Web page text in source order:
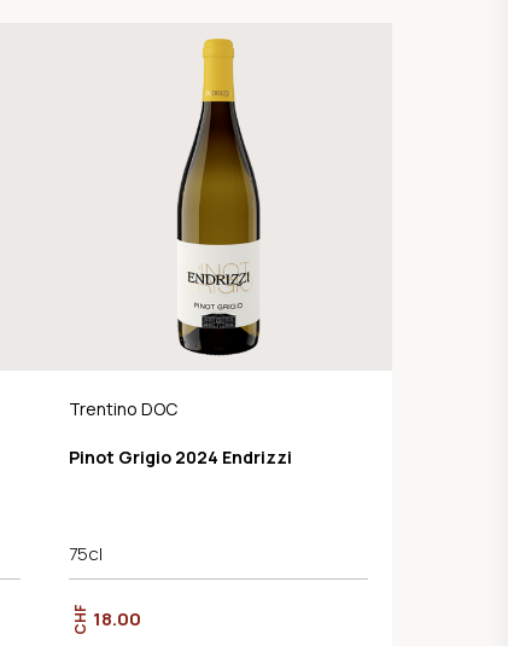
Trentino DOC
Pinot Grigio 2024 Endrizzi
75cl
CHF 18.00